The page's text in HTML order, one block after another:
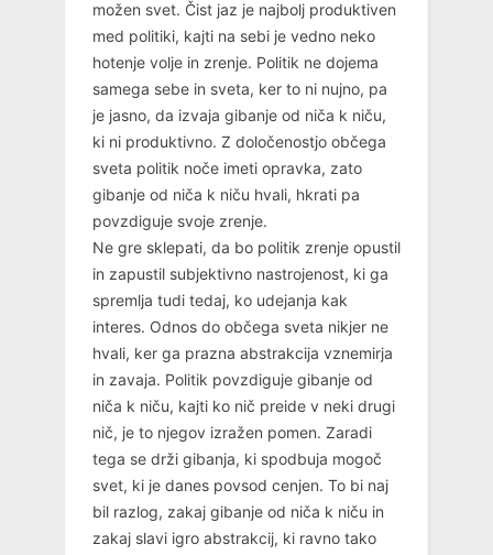
možen svet. Čist jaz je najbolj produktiven
med politiki, kajti na sebi je vedno neko
hotenje volje in zrenje. Politik ne dojema
samega sebe in sveta, ker to ni nujno, pa
je jasno, da izvaja gibanje od niča k niču,
ki ni produktivno. Z določenostjo občega
sveta politik noče imeti opravka, zato
gibanje od niča k niču hvali, hkrati pa
povzdiguje svoje zrenje.
Ne gre sklepati, da bo politik zrenje opustil
in zapustil subjektivno nastrojenost, ki ga
spremlja tudi tedaj, ko udejanja kak
interes. Odnos do občega sveta nikjer ne
hvali, ker ga prazna abstrakcija vznemirja
in zavaja. Politik povzdiguje gibanje od
niča k niču, kajti ko nič preide v neki drugi
nič, je to njegov izražen pomen. Zaradi
tega se drži gibanja, ki spodbuja mogoč
svet, ki je danes povsod cenjen. To bi naj
bil razlog, zakaj gibanje od niča k niču in
zakaj slavi igro abstrakcij, ki ravno tako